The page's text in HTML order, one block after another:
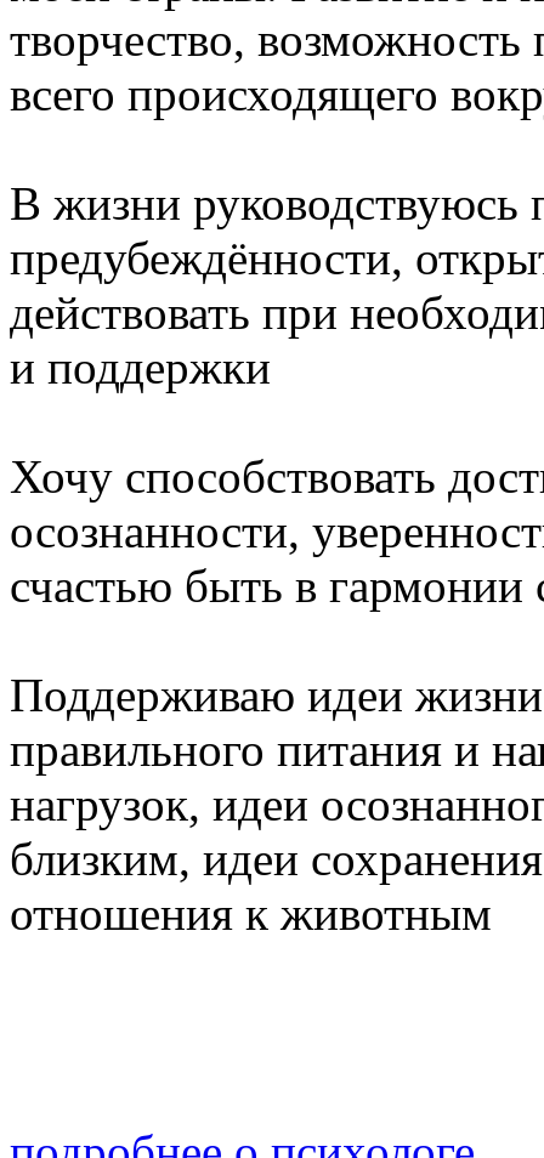
творчество,
всего происходящего
В жизни руководствуюсь
предубеждённости,
действовать при
и поддержки
Хочу способствовать
осознанности,
счастью быть в
Поддерживаю идеи
правильного питания и
нагрузок, идеи
близким, идеи
отношения к животным